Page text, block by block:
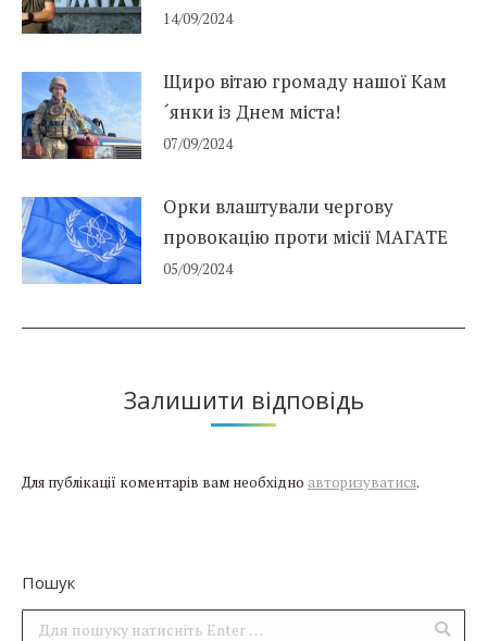
14/09/2024
Щиро вітаю громаду нашої Кам
´янки із Днем міста!
07/09/2024
Орки влаштували чергову
провокацію проти місії МАГАТЕ
05/09/2024
Залишити відповідь
Для публікації коментарів вам необхідно авторизуватися.
Пошук
Поиск: